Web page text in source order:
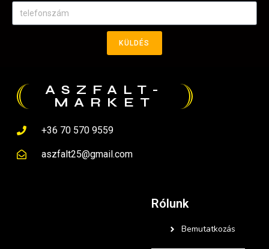
KÜLDÉS
ASZFALT-
MARKET
+36 70 570 9559
aszfalt25@gmail.com
Rólunk
Bemutatkozás